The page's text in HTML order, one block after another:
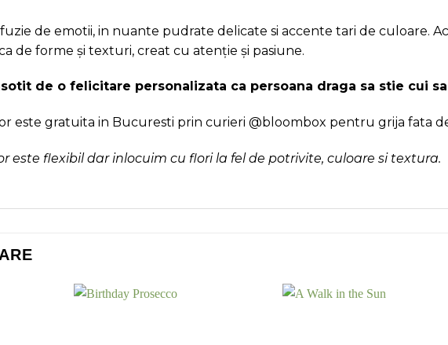
de emotii, in nuante pudrate delicate si accente tari de culoare.
de forme și texturi, creat cu atenție și pasiune.
de o felicitare personalizata ca persoana draga sa stie cui
este gratuita in Bucuresti prin curieri @bloombox pentru grija fata
este flexibil dar inlocuim cu flori la fel de potrivite, culoare si textura.